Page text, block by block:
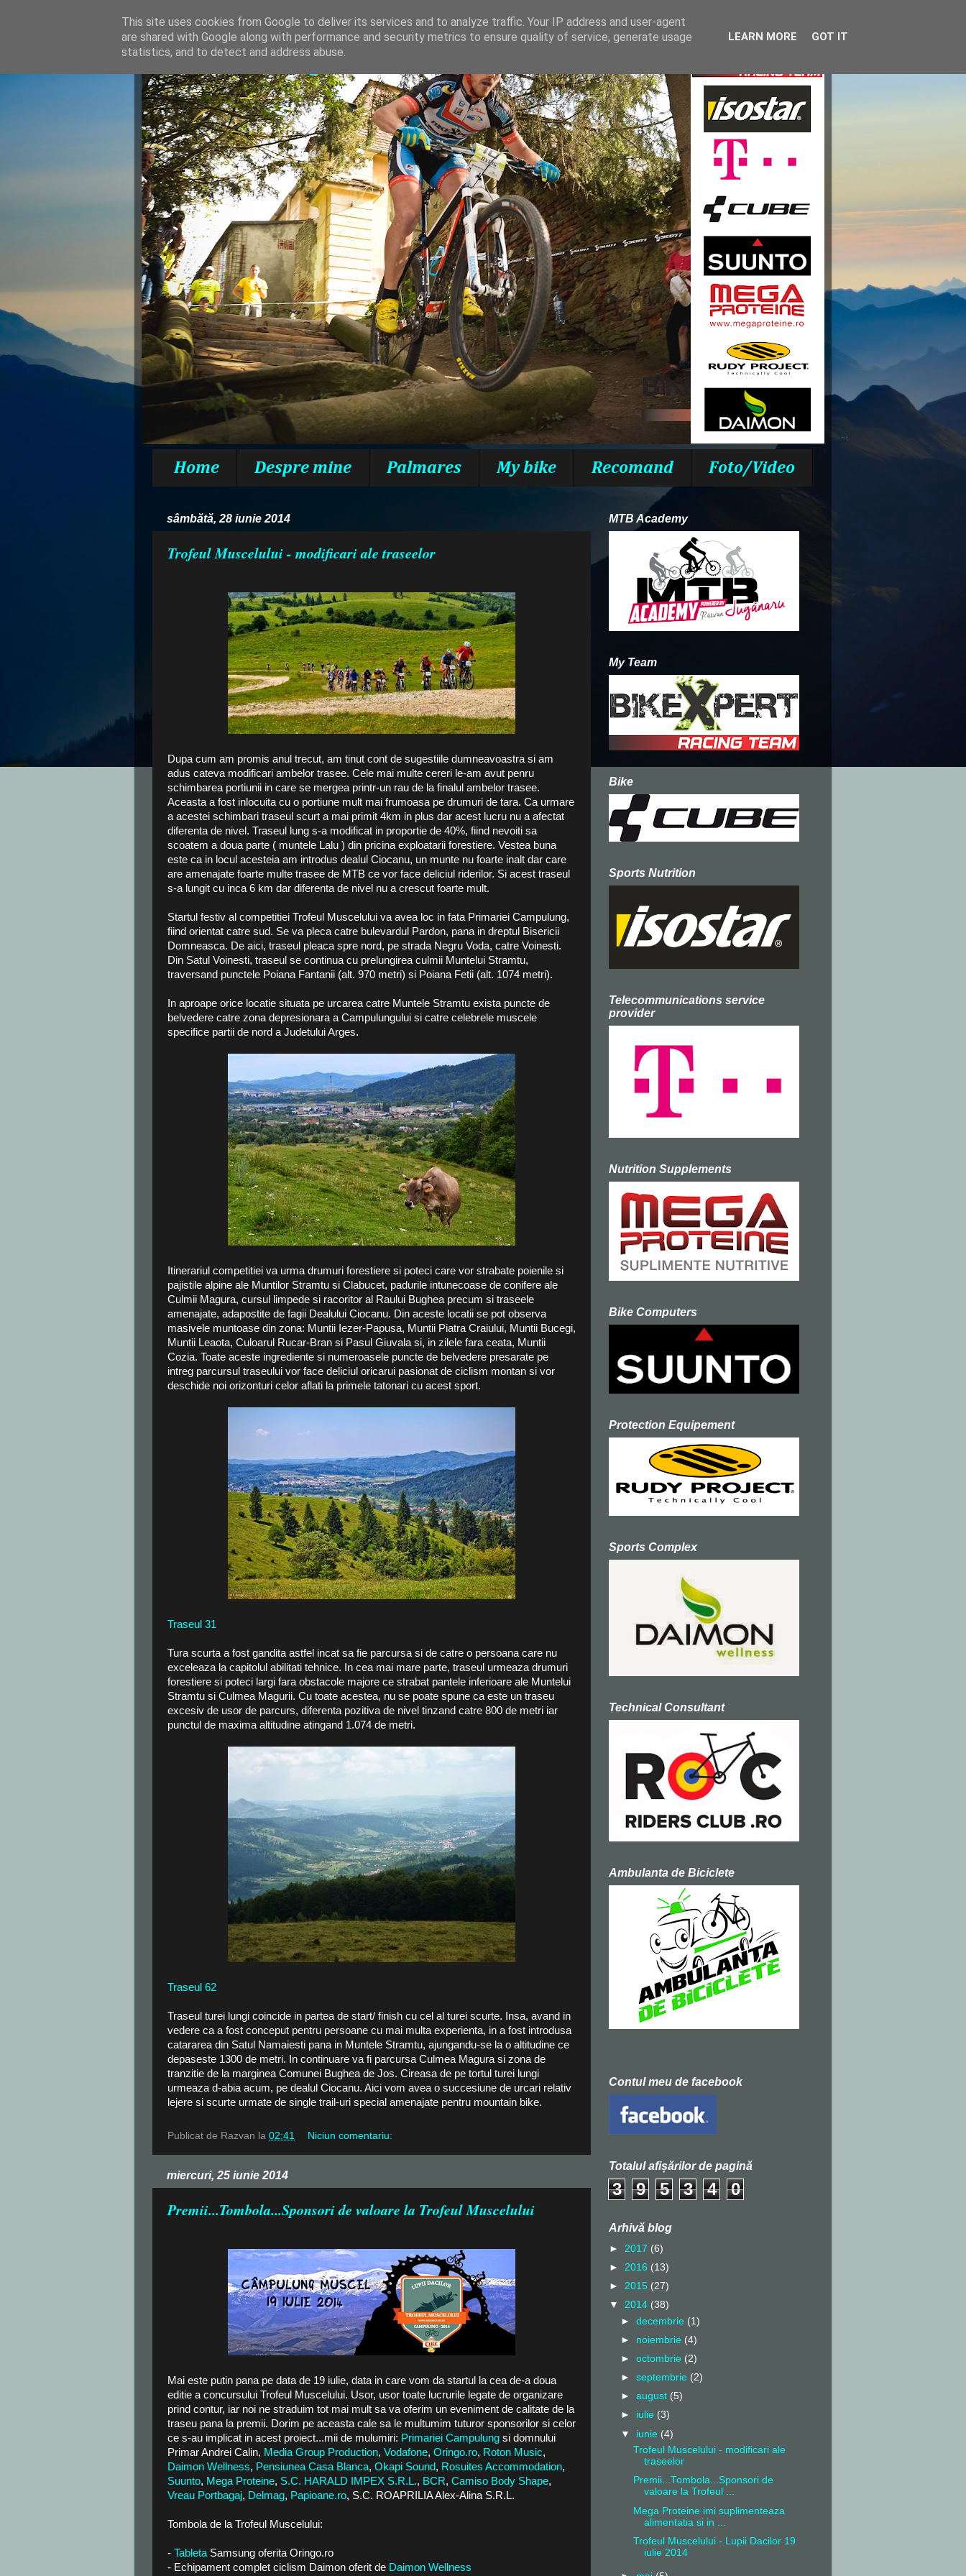
Razvan Juganaru
Home Despre mine Palmares My bike Recomand Foto/Video
sâmbătă, 28 iunie 2014
Trofeul Muscelului - modificari ale traseelor
Dupa cum am promis anul trecut, am tinut cont de sugestiile dumneavoastra si am
adus cateva modificari ambelor trasee. Cele mai multe cereri le-am avut penru
schimbarea portiunii in care se mergea printr-un rau de la finalul ambelor trasee.
Aceasta a fost inlocuita cu o portiune mult mai frumoasa pe drumuri de tara. Ca urmare
a acestei schimbari traseul scurt a mai primit 4km in plus dar acest lucru nu a afectat
diferenta de nivel. Traseul lung s-a modificat in proportie de 40%, fiind nevoiti sa
scoatem a doua parte ( muntele Lalu ) din pricina exploatarii forestiere. Vestea buna
este ca in locul acesteia am introdus dealul Ciocanu, un munte nu foarte inalt dar care
are amenajate foarte multe trasee de MTB ce vor face deliciul riderilor. Si acest traseul
s-a lungit cu inca 6 km dar diferenta de nivel nu a crescut foarte mult.
Startul festiv al competitiei Trofeul Muscelului va avea loc in fata Primariei Campulung,
fiind orientat catre sud. Se va pleca catre bulevardul Pardon, pana in dreptul Bisericii
Domneasca. De aici, traseul pleaca spre nord, pe strada Negru Voda, catre Voinesti.
Din Satul Voinesti, traseul se continua cu prelungirea culmii Muntelui Stramtu,
traversand punctele Poiana Fantanii (alt. 970 metri) si Poiana Fetii (alt. 1074 metri).
In aproape orice locatie situata pe urcarea catre Muntele Stramtu exista puncte de
belvedere catre zona depresionara a Campulungului si catre celebrele muscele
specifice partii de nord a Judetului Arges.
Itinerariul competitiei va urma drumuri forestiere si poteci care vor strabate poienile si
pajistile alpine ale Muntilor Stramtu si Clabucet, padurile intunecoase de conifere ale
Culmii Magura, cursul limpede si racoritor al Raului Bughea precum si traseele
amenajate, adapostite de fagii Dealului Ciocanu. Din aceste locatii se pot observa
masivele muntoase din zona: Muntii Iezer-Papusa, Muntii Piatra Craiului, Muntii Bucegi,
Muntii Leaota, Culoarul Rucar-Bran si Pasul Giuvala si, in zilele fara ceata, Muntii
Cozia. Toate aceste ingrediente si numeroasele puncte de belvedere presarate pe
intreg parcursul traseului vor face deliciul oricarui pasionat de ciclism montan si vor
deschide noi orizonturi celor aflati la primele tatonari cu acest sport.
Traseul 31
Tura scurta a fost gandita astfel incat sa fie parcursa si de catre o persoana care nu
exceleaza la capitolul abilitati tehnice. In cea mai mare parte, traseul urmeaza drumuri
forestiere si poteci largi fara obstacole majore ce strabat pantele inferioare ale Muntelui
Stramtu si Culmea Magurii. Cu toate acestea, nu se poate spune ca este un traseu
excesiv de usor de parcurs, diferenta pozitiva de nivel tinzand catre 800 de metri iar
punctul de maxima altitudine atingand 1.074 de metri.
Traseul 62
Traseul turei lungi coincide in partea de start/ finish cu cel al turei scurte. Insa, avand in
vedere ca a fost conceput pentru persoane cu mai multa experienta, in a fost introdusa
catararea din Satul Namaiesti pana in Muntele Stramtu, ajungandu-se la o altitudine ce
depaseste 1300 de metri. In continuare va fi parcursa Culmea Magura si zona de
tranzitie de la marginea Comunei Bughea de Jos. Cireasa de pe tortul turei lungi
urmeaza d-abia acum, pe dealul Ciocanu. Aici vom avea o succesiune de urcari relativ
lejere si scurte urmate de single trail-uri special amenajate pentru mountain bike.
Publicat de Razvan la 02:41 Niciun comentariu:
miercuri, 25 iunie 2014
Premii...Tombola...Sponsori de valoare la Trofeul Muscelului
Mai este putin pana pe data de 19 iulie, data in care vom da startul la cea de-a doua
editie a concursului Trofeul Muscelului. Usor, usor toate lucrurile legate de organizare
prind contur, iar noi ne straduim tot mai mult sa va oferim un eveniment de calitate de la
traseu pana la premii. Dorim pe aceasta cale sa le multumim tuturor sponsorilor si celor
ce s-au implicat in acest proiect...mii de mulumiri: Primariei Campulung si domnului
Primar Andrei Calin, Media Group Production, Vodafone, Oringo.ro, Roton Music,
Daimon Wellness, Pensiunea Casa Blanca, Okapi Sound, Rosuites Accommodation,
Suunto, Mega Proteine, S.C. HARALD IMPEX S.R.L., BCR, Camiso Body Shape,
Vreau Portbagaj, Delmag, Papioane.ro, S.C. ROAPRILIA Alex-Alina S.R.L.
Tombola de la Trofeul Muscelului:
- Tableta Samsung oferita Oringo.ro
- Echipament complet ciclism Daimon oferit de Daimon Wellness
MTB Academy
My Team
Bike
Sports Nutrition
Telecommunications service
provider
Nutrition Supplements
Bike Computers
Protection Equipement
Sports Complex
Technical Consultant
Ambulanta de Biciclete
Contul meu de facebook
Totalul afișărilor de pagină
3 9 5 3 4 0
Arhivă blog
► 2017 (6)
► 2016 (13)
► 2015 (27)
▼ 2014 (38)
►decembrie (1)
► noiembrie (4)
►octombrie (2)
►septembrie (2)
►august (5)
► iulie (3)
▼ iunie (4)
Trofeul Muscelului - modificari ale
traseelor
Premii...Tombola...Sponsori de
valoare la Trofeul ...
Mega Proteine imi suplimenteaza
alimentatia si in ...
Trofeul Muscelului - Lupii Dacilor 19
iulie 2014
This site uses cookies from Google to deliver its services and to analyze traffic. Your IP address and user-agent
are shared with Google along with performance and security metrics to ensure quality of service, generate usage
statistics, and to detect and address abuse.
LEARN MORE GOT IT